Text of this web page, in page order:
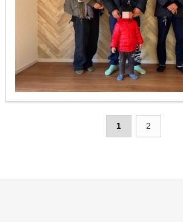
子供達が駆け回れる広さ、
平屋だからこそできる家の中に段差の
子供達も安心して駆け回れることが
いです♪
1 2